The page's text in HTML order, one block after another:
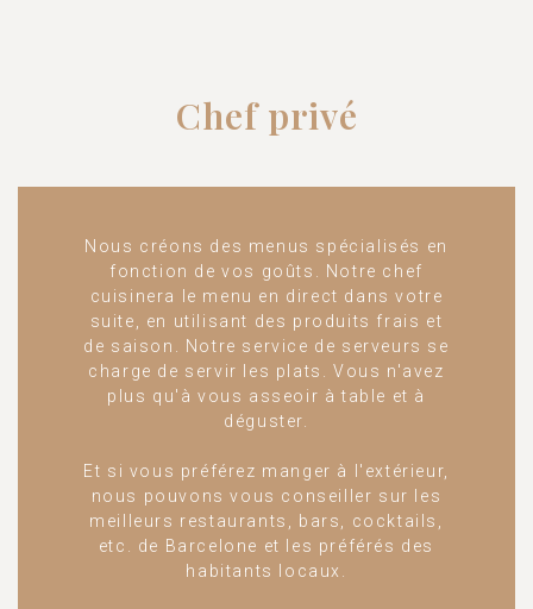
Chef privé
Nous créons des menus spécialisés en
fonction de vos goûts. Notre chef
cuisinera le menu en direct dans votre
suite, en utilisant des produits frais et
de saison. Notre service de serveurs se
charge de servir les plats. Vous n'avez
plus qu'à vous asseoir à table et à
déguster.
Et si vous préférez manger à l'extérieur,
nous pouvons vous conseiller sur les
meilleurs restaurants, bars, cocktails,
etc. de Barcelone et les préférés des
habitants locaux.